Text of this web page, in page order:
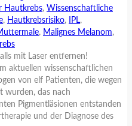
Hautkrebs, Wissenschaftliche
, Hautkrebsrisiko, IPL,
, Malignes Melanom,
mit Laser entfernen!
aktuellen wissenschaftlichen
von elf Patienten, die wegen
wurden, das nach
Pigmentläsionen entstanden
und der Diagnose des